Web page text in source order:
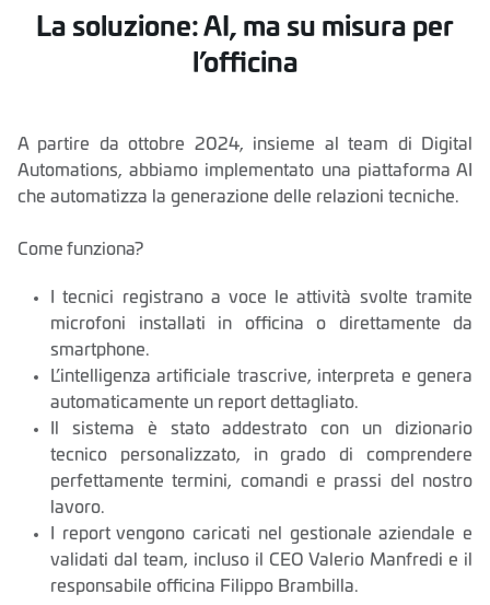
La soluzione: AI, ma su misura per
l’officina
A partire da ottobre 2024, insieme al team di Digital
Automations, abbiamo implementato una piattaforma AI
che automatizza la generazione delle relazioni tecniche.
Come funziona?
I tecnici registrano a voce le attività svolte tramite
microfoni installati in officina o direttamente da
smartphone.
L’intelligenza artificiale trascrive, interpreta e genera
automaticamente un report dettagliato.
Il sistema è stato addestrato con un dizionario
tecnico personalizzato, in grado di comprendere
perfettamente termini, comandi e prassi del nostro
lavoro.
I report vengono caricati nel gestionale aziendale e
validati dal team, incluso il CEO Valerio Manfredi e il
responsabile officina Filippo Brambilla.